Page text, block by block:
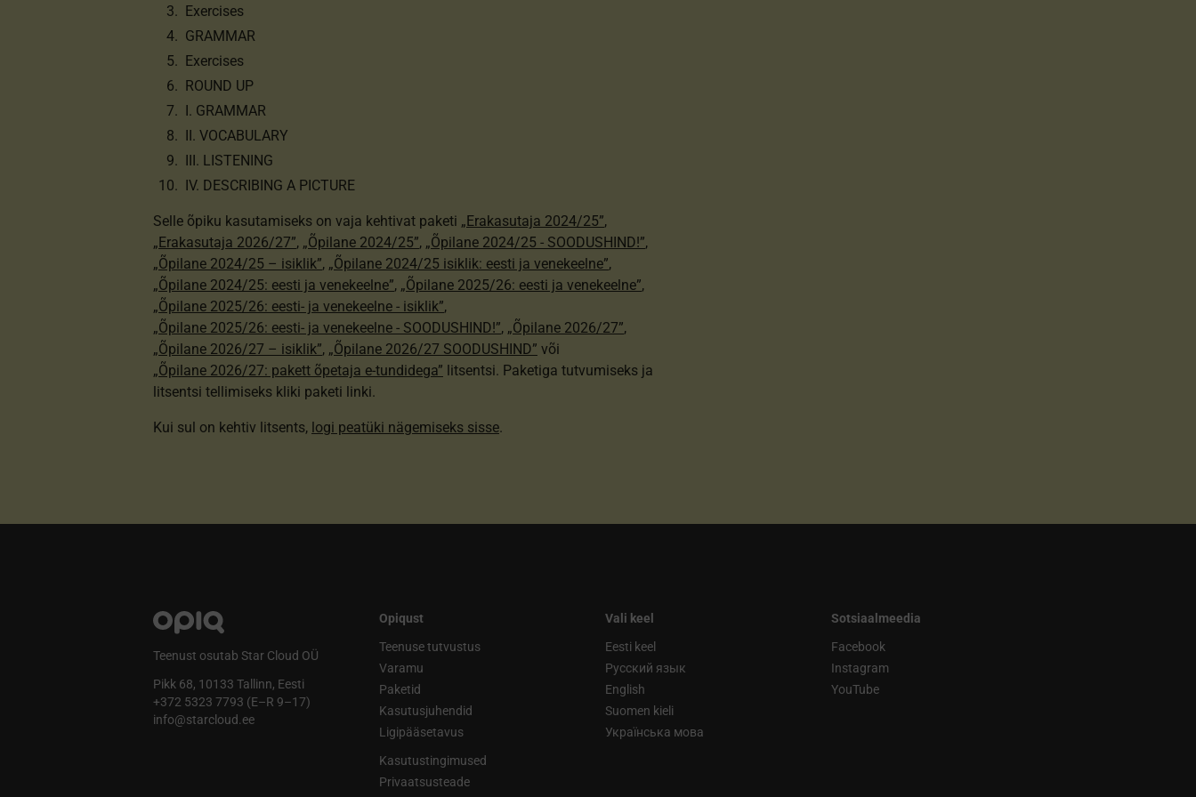
Exercises
GRAMMAR
Exercises
ROUND UP
I. GRAMMAR
II. VOCABULARY
III. LISTENING
IV. DESCRIBING A PICTURE
Selle õpiku kasutamiseks on vaja kehtivat paketi „Erakasutaja 2024/25”,
„Erakasutaja 2026/27”, „Õpilane 2024/25”, „Õpilane 2024/25 - SOODUSHIND!”,
„Õpilane 2024/25 – isiklik”, „Õpilane 2024/25 isiklik: eesti ja venekeelne”,
„Õpilane 2024/25: eesti ja venekeelne”, „Õpilane 2025/26: eesti ja venekeelne”,
„Õpilane 2025/26: eesti- ja venekeelne - isiklik”,
„Õpilane 2025/26: eesti- ja venekeelne - SOODUSHIND!”, „Õpilane 2026/27”,
„Õpilane 2026/27 – isiklik”, „Õpilane 2026/27 SOODUSHIND” või
„Õpilane 2026/27: pakett õpetaja e-tundidega” litsentsi. Paketiga tutvumiseks ja
litsentsi tellimiseks kliki paketi linki.
Kui sul on kehtiv litsents, logi peatüki nägemiseks sisse.
Teenust osutab Star Cloud OÜ
Pikk 68, 10133 Tallinn, Eesti
+372 5323 7793 (E–R 9–17)
info@starcloud.ee
Opiqust
Teenuse tutvustus
Varamu
Paketid
Kasutusjuhendid
Ligipääsetavus
Kasutustingimused
Privaatsusteade
Vali keel
Eesti keel
Русский язык
English
Suomen kieli
Українська мова
Sotsiaalmeedia
Facebook
Instagram
YouTube